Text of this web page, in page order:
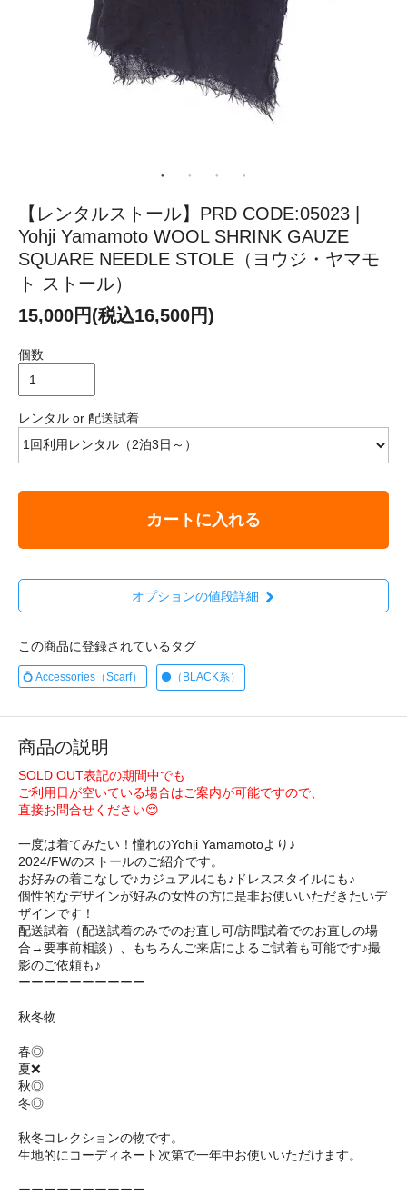
【レンタルストール】PRD CODE:05023 |
Yohji Yamamoto WOOL SHRINK GAUZE
SQUARE NEEDLE STOLE（ヨウジ・ヤマモ
ト ストール）
15,000円(税込16,500円)
個数
レンタル or 配送試着
カートに入れる
オプションの値段詳細
この商品に登録されているタグ
💍 Accessories（Scarf） ⚫️（BLACK系）
商品の説明
SOLD OUT表記の期間中でも
ご利用日が空いている場合はご案内が可能ですので、
直接お問合せください😌
一度は着てみたい！憧れのYohji Yamamotoより♪
2024/FWのストールのご紹介です。
お好みの着こなしで♪カジュアルにも♪ドレススタイルにも♪
個性的なデザインが好みの女性の方に是非お使いいただきたいデ
ザインです！
配送試着（配送試着のみでのお直し可/訪問試着でのお直しの場
合→要事前相談）、もちろんご来店によるご試着も可能です♪撮
影のご依頼も♪
ーーーーーーーーーー
秋冬物
春◎
夏❌
秋◎
冬◎
秋冬コレクションの物です。
生地的にコーディネート次第で一年中お使いいただけます。
ーーーーーーーーーー